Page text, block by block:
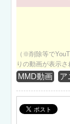
（※削除等で
りの動画が表示さ
MMD動画 ア